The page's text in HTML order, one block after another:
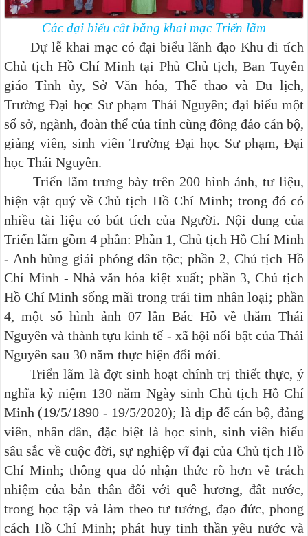
Các đại biểu cắt băng khai mạc Triển lãm
Dự lễ khai mạc có đại biểu lãnh đạo Khu di tích
Chủ tịch Hồ Chí Minh tại Phủ Chủ tịch, Ban Tuyên
giáo Tỉnh ủy, Sở Văn hóa, Thể thao và Du lịch,
Trường Đại học Sư phạm Thái Nguyên; đại biểu một
số sở, ngành, đoàn thể của tỉnh cùng đông đảo cán bộ,
giảng viên, sinh viên Trường Đại học Sư phạm, Đại
học Thái Nguyên.
Triển lãm trưng bày trên 200 hình ảnh, tư liệu,
hiện vật quý về Chủ tịch Hồ Chí Minh; trong đó có
nhiều tài liệu có bút tích của Người. Nội dung của
Triển lãm gồm 4 phần: Phần 1, Chủ tịch Hồ Chí Minh
- Anh hùng giải phóng dân tộc; phần 2, Chủ tịch Hồ
Chí Minh - Nhà văn hóa kiệt xuất; phần 3, Chủ tịch
Hồ Chí Minh sống mãi trong trái tim nhân loại; phần
4, một số hình ảnh 07 lần Bác Hồ về thăm Thái
Nguyên và thành tựu kinh tế - xã hội nổi bật của Thái
Nguyên sau 30 năm thực hiện đổi mới.
Triển lãm là đợt sinh hoạt chính trị thiết thực, ý
nghĩa kỷ niệm 130 năm Ngày sinh Chủ tịch Hồ Chí
Minh (19/5/1890 - 19/5/2020); là dịp để cán bộ, đảng
viên, nhân dân, đặc biệt là học sinh, sinh viên hiểu
sâu sắc về cuộc đời, sự nghiệp vĩ đại của Chủ tịch Hồ
Chí Minh; thông qua đó nhận thức rõ hơn về trách
nhiệm của bản thân đối với quê hương, đất nước,
trong học tập và làm theo tư tưởng, đạo đức, phong
cách Hồ Chí Minh; phát huy tinh thần yêu nước và